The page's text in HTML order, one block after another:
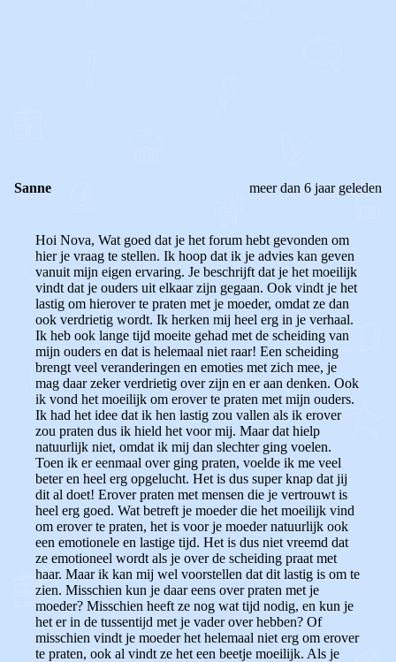
Sanne meer dan 6 jaar geleden
Hoi Nova, Wat goed dat je het forum hebt gevonden om
hier je vraag te stellen. Ik hoop dat ik je advies kan geven
vanuit mijn eigen ervaring. Je beschrijft dat je het moeilijk
vindt dat je ouders uit elkaar zijn gegaan. Ook vindt je het
lastig om hierover te praten met je moeder, omdat ze dan
ook verdrietig wordt. Ik herken mij heel erg in je verhaal.
Ik heb ook lange tijd moeite gehad met de scheiding van
mijn ouders en dat is helemaal niet raar! Een scheiding
brengt veel veranderingen en emoties met zich mee, je
mag daar zeker verdrietig over zijn en er aan denken. Ook
ik vond het moeilijk om erover te praten met mijn ouders.
Ik had het idee dat ik hen lastig zou vallen als ik erover
zou praten dus ik hield het voor mij. Maar dat hielp
natuurlijk niet, omdat ik mij dan slechter ging voelen.
Toen ik er eenmaal over ging praten, voelde ik me veel
beter en heel erg opgelucht. Het is dus super knap dat jij
dit al doet! Erover praten met mensen die je vertrouwt is
heel erg goed. Wat betreft je moeder die het moeilijk vind
om erover te praten, het is voor je moeder natuurlijk ook
een emotionele en lastige tijd. Het is dus niet vreemd dat
ze emotioneel wordt als je over de scheiding praat met
haar. Maar ik kan mij wel voorstellen dat dit lastig is om te
zien. Misschien kun je daar eens over praten met je
moeder? Misschien heeft ze nog wat tijd nodig, en kun je
het er in de tussentijd met je vader over hebben? Of
misschien vindt je moeder het helemaal niet erg om erover
te praten, ook al vindt ze het een beetje moeilijk. Als je